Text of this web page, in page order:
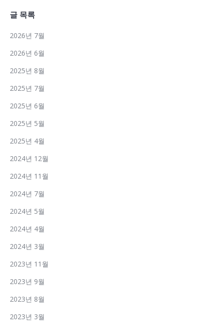
글 목록
2026년 7월
2026년 6월
2025년 8월
2025년 7월
2025년 6월
2025년 5월
2025년 4월
2024년 12월
2024년 11월
2024년 7월
2024년 5월
2024년 4월
2024년 3월
2023년 11월
2023년 9월
2023년 8월
2023년 3월